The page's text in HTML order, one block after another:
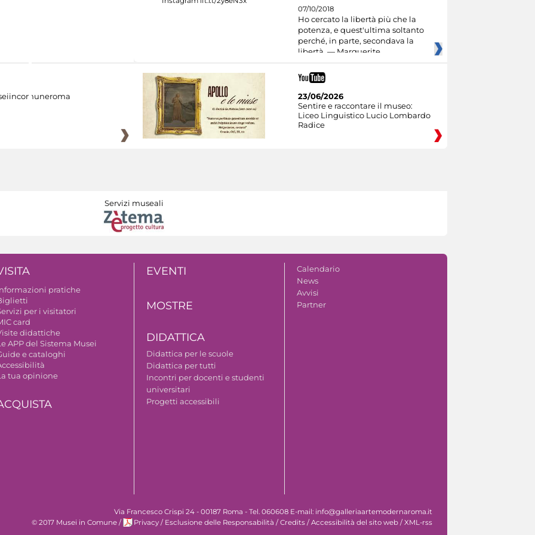
07/10/2018
Ho cercato la libertà più che la
potenza, e quest'ultima soltanto
perché, in parte, secondava la
libertà. — Marguerite
23/06/2026
Sentire e raccontare il museo:
Liceo Linguistico Lucio Lombardo
Radice
Servizi museali
pratiche
per i visitatori
card
didattiche
APP del Sistema Musei
e cataloghi
tua opinione
EVENTI
MOSTRE
DIDATTICA
Didattica per le scuole
Didattica per tutti
Incontri per docenti e studenti
universitari
Progetti accessibili
Calendario
News
Avvisi
Partner
Via Francesco Crispi 24 - 00187 Roma - Tel. 060608 E-mail: info@galleriaartemodernaroma.it
© 2017 Musei in Comune / Privacy / Esclusione delle Responsabilità /Credits /Accessibilità del sito web /XML-rss